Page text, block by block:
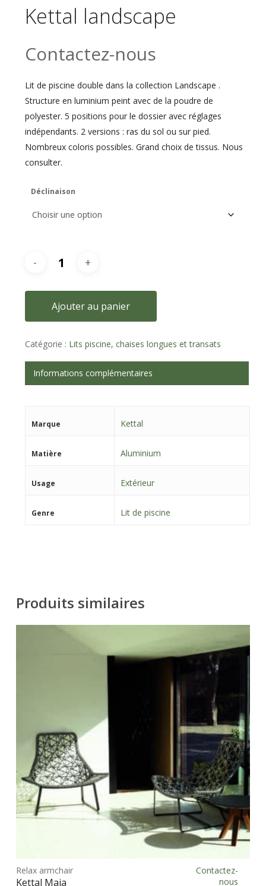
Kettal landscape
Contactez-nous
Lit de piscine double dans la collection Landscape .
Structure en luminium peint avec de la poudre de
polyester. 5 positions pour le dossier avec réglages
indépendants. 2 versions : ras du sol ou sur pied.
Nombreux coloris possibles. Grand choix de tissus. Nous
consulter.
Déclinaison
Ajouter au panier
Catégorie : Lits piscine, chaises longues et transats
Informations complémentaires
Marque Kettal
Matière Aluminium
Usage Extérieur
Genre Lit de piscine
Produits similaires
Ce
Relax armchair
Kettal Maia
Contactez-
nous